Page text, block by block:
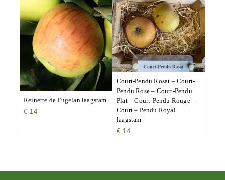
Reinette de Fugelan laagstam
€ 14
Court-Pendu Rosat – Court-
Pendu Rose – Court-Pendu
Plat – Court-Pendu Rouge –
Court – Pendu Royal
laagstam
€ 14